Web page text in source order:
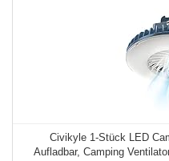
Civikyle 1-Stück LED
Aufladbar, Camping